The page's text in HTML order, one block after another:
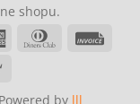
shopu.
American Dinners
by lll